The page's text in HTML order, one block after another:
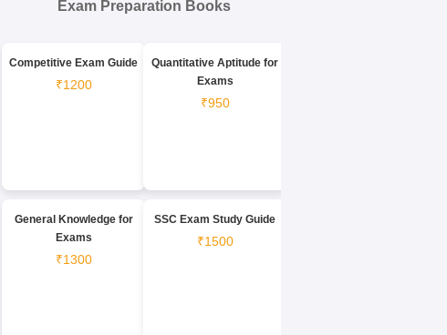
Exam Preparation Books
Competitive Exam Guide
₹1200
Quantitative Aptitude for
Exams
₹950
General Knowledge for
Exams
₹1300
SSC Exam Study Guide
₹1500